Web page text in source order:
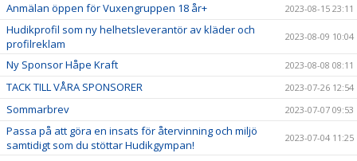
Anmälan öppen för Vuxengruppen 18 år+ 2023-08-15 23:11
Hudikprofil som ny helhetsleverantör av kläder och
profilreklam
2023-08-09 10:04
Ny Sponsor Håpe Kraft 2023-08-08 08:11
TACK TILL VÅRA SPONSORER 2023-07-26 12:54
Sommarbrev 2023-07-07 09:53
Passa på att göra en insats för återvinning och miljö
samtidigt som du stöttar Hudikgympan!
2023-07-04 11:25